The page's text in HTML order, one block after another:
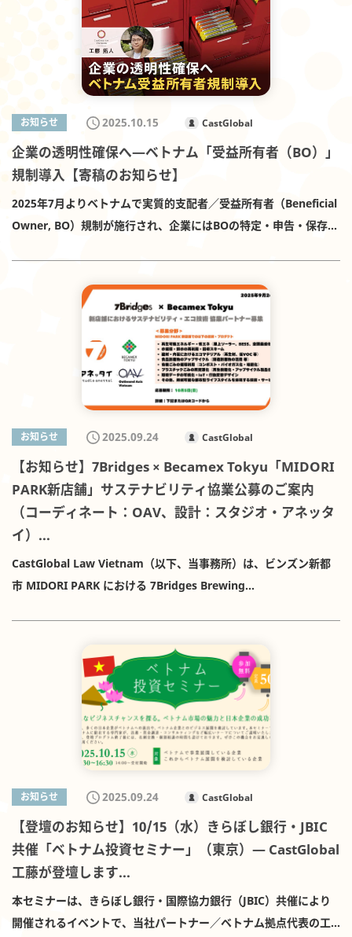
付時間：平日9:00～17:30）
活用事例／Tipsと社内AIアプリ事例を、60分で要点に絞って解説
します。月末月初の問い合わせ対応、取引先信用調査、議事録・
手順書作成、請求書のデータ化など、“すぐ手を動かせる”再現性
重視でお届けします。 ※今回は法務中心ではなく、AI×バックオ
限見ている部分などはお話する予定です。 ▶ 無料で事前登録する
（所要1分） 名称：バックオフィスのための生成AI実務活用セミ
ナー（60分） 日時：2025年11月6日（木） 15:00–16:00（ベトナ
ム時間）／17:00–18:00（日本時間） 形式：Zoomウェビナー
（参加無料） 登録：こちらの登録リンクより事前登録 講師： ・藤
士・CastGlobal Law Vietnam 代表）※今回は聞き手メインで
る精度」の観点で、導入方針と段階的スケジュールを解説 すぐに
試せる生成AI活用Tips（Google Workspace中心）：複雑なシス
テム構築なしで実現できる効率化の実例と手順 社内アプリ構築事
例（ローコード）：ベトナム新規取引先の信用度チェック／請求
書処理の自動化プロトタイプ紹介 在越日系を含む管理部門（経
用事例をクイックに収集したい方 社内の業務効率に課題感がある
方 登録リンクから事前登録（所要1分） 登録完了後、自動返信メ
ールで参加用Zoomリンクとカレンダー招待が届きます 当日は開
始10分前より入室可能／質疑はチャットで随時受付 終了後アン
ケートにご回答いただいた方へ、当日紹介する事例を含むスライ
ーメールアドレス等で所属企業の確認ができない方のご参加はご
遠慮いただいております。
お知らせ 2025.10.15 CastGlobal
企業の透明性確保へ—ベトナム「受益所有者（BO）」
規制導入【寄稿のお知らせ】
2025年7月よりベトナムで実質的支配者／受益所有者（Beneficial
Owner, BO）規制が施行され、企業にはBOの特定・申告・保存義
2025年9月22日）。 企業の透明性確保へ ベトナム受益所有者規制
の定義・認定基準（間接所有・支配基準を含む） 届出義務の対
象・タイミング・方法（オンライン/窓口、標準様式） 保存義務
（解散・倒産後5年等） 罰則・実務上の影響（差戻し、代表者責任
制、AML/CFT担当の方 工業団地・多層持株での実質支配判定が必
要な方
お知らせ 2025.09.24 CastGlobal
【お知らせ】7Bridges × Becamex Tokyu「MIDORI
PARK新店舗」サステナビリティ協業公募のご案内
（コーディネート：OAV、設計：スタジオ・アネッタ
イ）...
CastGlobal Law Vietnam（以下、当事務所）は、ビンズン新都
市 MIDORI PARK における 7Bridges Brewing
Vietnam（OAV） と連携し、法務面の支援を担当いたします。本
店舗は「循環型モデルのショーケース」をコンセプトに、再エ
ネ・省エネ、水循環、資源循環、エコ建材、環境データ可視化等
の先端技術を実装する計画です。設計はスタジオ・アネッタイが
担当しています。 7Bridgesの外部連携実績 7Bridgesは Zero
Waste Mission を掲げ、環境配慮の取り組みを進めております。
（Start2 Group運営）とMOUを締結し、循環型プラスチック領域
等でスタートアップとのPoCを加速しています。 公募の概要 対象
分野：再エネ/省エネ（屋上ソーラー・BESS・空調最適化 等）／
水循環・排水再利用／エコ建材・低VOC／食品副産物・有機ごみ
のアップサイクル／プラスチック再資源化／環境データ可視化・
IoT・行動設計 ほか 選定の考え方：普及可能性・社会的要請・安
お知らせ 2025.09.24 CastGlobal
【登壇のお知らせ】10/15（水）きらぼし銀行・JBIC
共催「ベトナム投資セミナー」（東京）— CastGlobal
工藤が登壇します...
本セミナーは、きらぼし銀行・国際協力銀行（JBIC）共催により
開催されるイベントで、当社パートナー／ベトナム拠点代表の工